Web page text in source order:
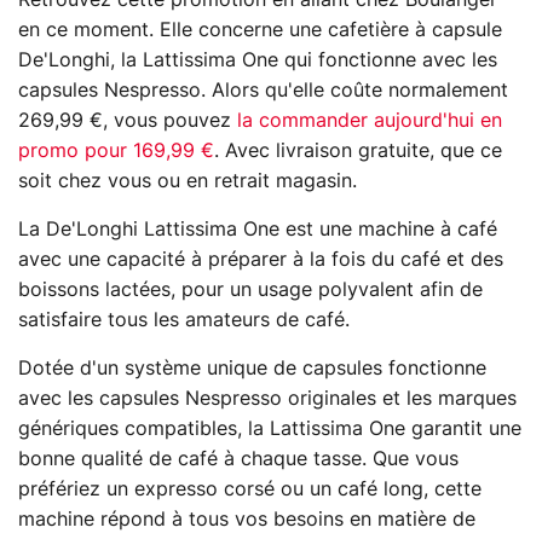
en ce moment. Elle concerne une cafetière à capsule
De'Longhi, la Lattissima One qui fonctionne avec les
capsules Nespresso. Alors qu'elle coûte normalement
269,99 €, vous pouvez
la commander aujourd'hui en
promo pour 169,99 €. Avec livraison gratuite, que ce
soit chez vous ou en retrait magasin.
La De'Longhi Lattissima One est une machine à café
avec une capacité à préparer à la fois du café et des
boissons lactées, pour un usage polyvalent afin de
satisfaire tous les amateurs de café.
Dotée d'un système unique de capsules fonctionne
avec les capsules Nespresso originales et les marques
génériques compatibles, la Lattissima One garantit une
bonne qualité de café à chaque tasse. Que vous
préfériez un expresso corsé ou un café long, cette
machine répond à tous vos besoins en matière de